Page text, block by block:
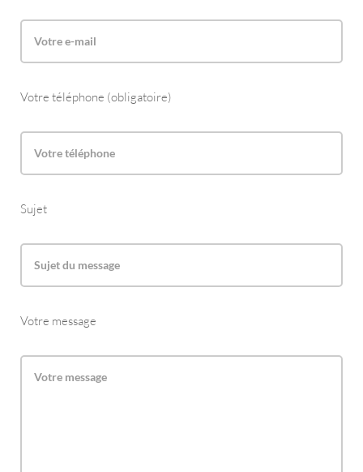
Votre téléphone (obligatoire)
Sujet
Votre message